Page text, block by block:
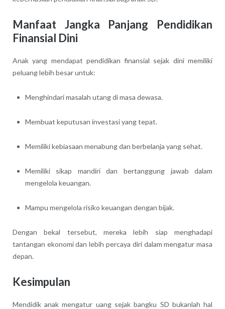
Manfaat Jangka Panjang Pendidikan
Finansial Dini
Anak yang mendapat pendidikan finansial sejak dini memiliki
peluang lebih besar untuk:
Menghindari masalah utang di masa dewasa.
Membuat keputusan investasi yang tepat.
Memiliki kebiasaan menabung dan berbelanja yang sehat.
Memiliki sikap mandiri dan bertanggung jawab dalam
mengelola keuangan.
Mampu mengelola risiko keuangan dengan bijak.
Dengan bekal tersebut, mereka lebih siap menghadapi
tantangan ekonomi dan lebih percaya diri dalam mengatur masa
depan.
Kesimpulan
Mendidik anak mengatur uang sejak bangku SD bukanlah hal